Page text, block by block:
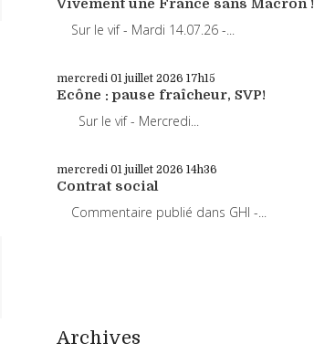
Vivement une France sans Macron !
Sur le vif - Mardi 14.07.26 -...
mercredi 01 juillet 2026 17h15
Ecône : pause fraîcheur, SVP!
Sur le vif - Mercredi...
mercredi 01 juillet 2026 14h36
Contrat social
Commentaire publié dans GHI -...
Archives